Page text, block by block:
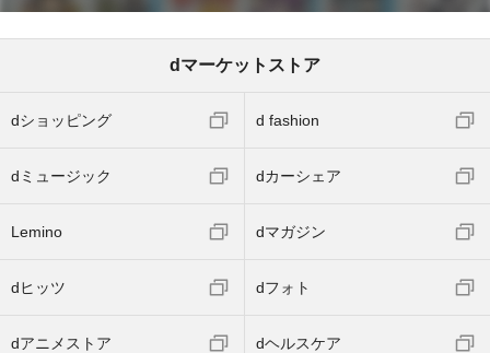
dマーケットストア
dショッピング d fashion
dミュージック dカーシェア
Lemino dマガジン
dヒッツ dフォト
dアニメストア dヘルスケア